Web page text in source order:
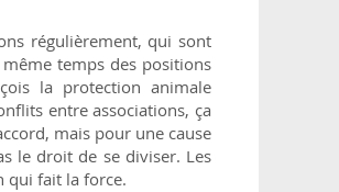
régulièrement, qui sont
temps des positions
la protection animale
entre associations, ça
mais pour une cause
le droit de se diviser. Les
qui fait la force.